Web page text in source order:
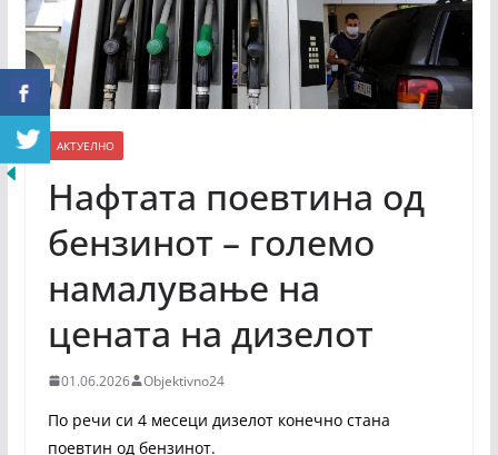
АКТУЕЛНО
Нафтата поевтина од
бензинот – големо
намалување на
цената на дизелот
01.06.2026 Objektivno24
По речи си 4 месеци дизелот конечно стана
поевтин од бензинот.